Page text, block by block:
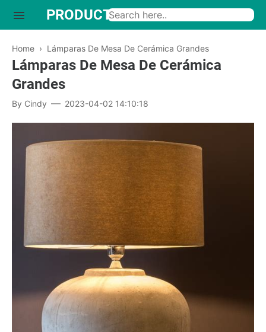
Home › Lámparas De Mesa De Cerámica Grandes
Lámparas De Mesa De Cerámica
Grandes
By Cindy 2023-04-02 14:10:18